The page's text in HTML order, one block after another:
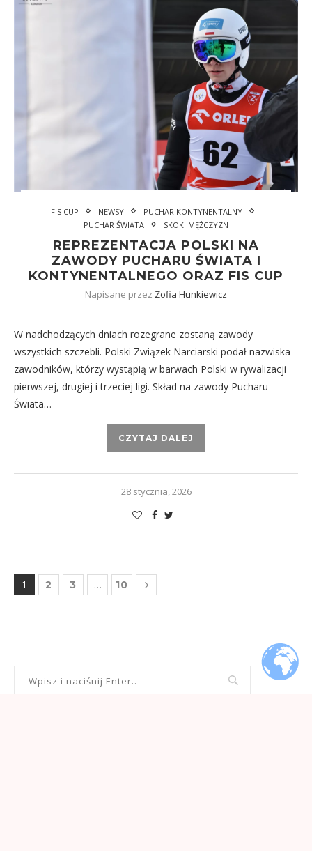
FIS CUP NEWSY
PUCHAR KONTYNENTALNY
PUCHAR ŚWIATA
SKOKI MĘŻCZYZN
REPREZENTACJA POLSKI NA
ZAWODY PUCHARU ŚWIATA I
KONTYNENTALNEGO ORAZ FIS CUP
Napisane przez Zofia Hunkiewicz
W nadchodzących dniach rozegrane zostaną zawody
wszystkich szczebli. Polski Związek Narciarski podał nazwiska
zawodników, którzy wystąpią w barwach Polski w rywalizacji
pierwszej, drugiej i trzeciej ligi. Skład na zawody Pucharu
Świata…
CZYTAJ DALEJ
28 stycznia, 2026
1 2 3 … 10